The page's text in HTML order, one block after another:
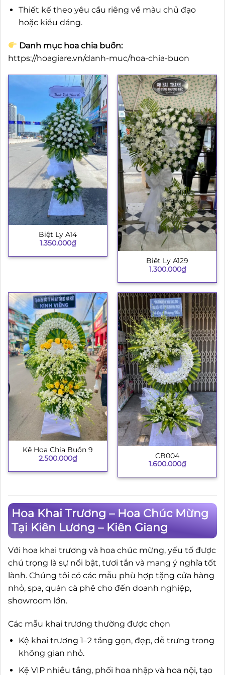
Thiết kế theo yêu cầu riêng về màu chủ đạo
hoặc kiểu dáng.
Danh mục hoa chia buồn:
https://hoagiare.vn/danh-muc/hoa-chia-buon
Biệt Ly A14
1.350.000₫
Biệt Ly A129
1.300.000₫
Kệ Hoa Chia Buồn 9
2.500.000₫
CB004
1.600.000₫
Hoa Khai Trương – Hoa Chúc Mừng
Tại Kiên Lương – Kiên Giang
Với hoa khai trương và hoa chúc mừng, yếu tố được
chú trọng là sự nổi bật, tươi tắn và mang ý nghĩa tốt
lành. Chúng tôi có các mẫu phù hợp tặng cửa hàng
nhỏ, spa, quán cà phê cho đến doanh nghiệp,
showroom lớn.
Các mẫu khai trương thường được chọn
Kệ khai trương 1–2 tầng gọn, đẹp, dễ trưng trong
không gian nhỏ.
Kệ VIP nhiều tầng, phối hoa nhập và hoa nội, tạo